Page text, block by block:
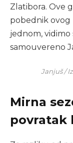
Zlatibora. Ove
pobednik ovog
jednom, vidimo
samouvereno
Janjuš /
Mirna
povratak